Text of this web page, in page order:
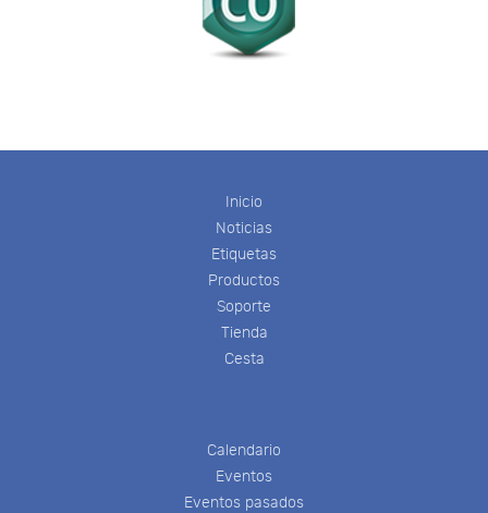
Inicio
Noticias
Etiquetas
Productos
Soporte
Tienda
Cesta
Calendario
Eventos
Eventos pasados